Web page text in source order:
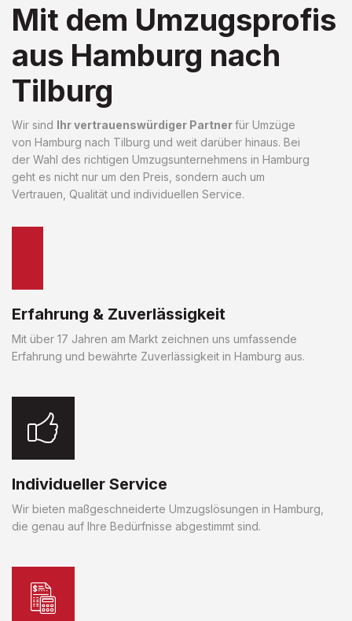
Mit dem Umzugsprofis
aus Hamburg nach
Tilburg
Wir sind Ihr vertrauenswürdiger Partnerfür Umzüge
von Hamburg nach Tilburg und weit darüber hinaus. Bei
der Wahl des richtigen Umzugsunternehmens in Hamburg
geht es nicht nur um den Preis, sondern auch um
Vertrauen, Qualität und individuellen Service.
Erfahrung & Zuverlässigkeit
Mit über 17 Jahren am Markt zeichnen uns umfassende
Erfahrung und bewährte Zuverlässigkeit in Hamburg aus.
Individueller Service
Wir bieten maßgeschneiderte Umzugslösungen in Hamburg,
die genau auf Ihre Bedürfnisse abgestimmt sind.